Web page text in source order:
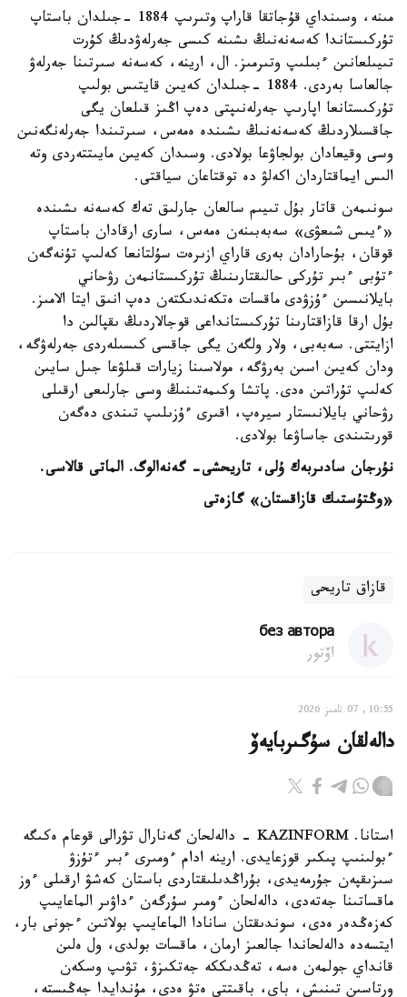
مىنە، وسىنداي قۇجاتقا قاراپ وتىرىپ 1884 -جىلدان باستاپ
تۇركىستاندا كەسەنەنىڭ ىشىنە كىسى جەرلەۋدىڭ كۇرت
تىيىلعانىن ءبىلىپ وتىرمىز. ال، ارينە، كەسەنە سىرتىنا جەرلەۋ
جالعاسا بەردى. 1884 -جىلدان كەيىن قايتىس بولىپ
تۇركىستانعا اپارىپ جەرلەنىپتى دەپ اڭىز قىلعان يگى
جاقسىلاردىڭ كەسەنەنىڭ ىشىندە ەمەس، سىرتىندا جەرلەنگەنىن
وسى وقيعادان بولجاۋعا بولادى. وسىدان كەيىن مايىتتەردى وتە
الىس ايماقتاردان اكەلۋ دە توقتاعان سياقتى.
سونىمەن قاتار بۇل تىيىم سالعان جارلىق تەك كەسەنە ىشىندە
«ءيىس شىعۋى» سەبەبىنەن ەمەس، سارى ارقادان باستاپ
قوقان، بۇحارادان بەرى قاراي ازىرەت سۇلتانعا كەلىپ تۇنەگەن
ءتۇبى ءبىر تۇركى حالىقتارىنىڭ تۇركىستانمەن رۋحاني
بايلانىسىن ءۇزۋدى ماقسات ەتكەندىكتەن دەپ انىق ايتا الامىز.
بۇل ارقا قازاقتارىنا تۇركىستانداعى قوجالاردىڭ ىقپالىن دا
ازايتتى. سەبەبى، ولار ولگەن يگى جاقسى كىسىلەردى جەرلەۋگە،
ودان كەيىن اسىن بەرۋگە، مولاسىنا زيارات قىلۋعا جىل سايىن
كەلىپ تۇراتىن ەدى. پاتشا وكىمەتىنىڭ وسى جارلىعى ارقىلى
رۋحاني بايلانىستار سيرەپ، اقىرى ءۇزىلىپ تىندى دەگەن
قورىتىندى جاساۋعا بولادى.
نۇرجان سادىربەك ۇلى، تاريحشى- گەنەالوگ. الماتى قالاسى.
«وڭتۇستىك قازاقستان» گازەتى
قازاق تاريحى
без автора
اۆتور
10:55, 07 تامىز 2026
دالەلقان سۇگىربايەۆ
استانا. KAZINFORM - دالەلحان گەنارال تۋرالى قوعام ەكىگە
ءبولىنىپ پىكىر قوزعايدى. ارينە ادام ءومىرى ءبىر ءتۇزۋ
سىزىقپەن جۇرمەيدى، بۇراڭدىلىقتاردى باستان كەشۋ ارقىلى ءوز
ماقساتىنا جەتەدى، دالەلحان ءومىر سۇرگەن ءداۋىر الماعايىپ
كەزەڭدەر ەدى، سوندىقتان سانادا الماعايىپ بولاتىن ءجونى بار،
ايتسەدە دالەلحاندا جالعىز ارمان، ماقسات بولدى، ول ەلىن
قانداي جولمەن ەسە، تەڭدىككە جەتكىزۋ، تۋىپ وسكەن
ورتاسىن تىنىش، باي، باقىتتى ەتۋ ەدى، مۇندايدا جەڭىستە،